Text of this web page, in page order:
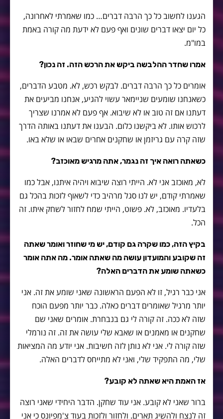
הגענו לחשוב כל כך הרבה דברים… כמו שאמרתי לאחרונה,
כל יום יצאו דברים שונים ואף פעם לא ידעת מה קורה באמת
במו"מ.
אמרו שחדר ההלבשה ביקש את הרכש הזה. זה נכון?
אומרים כל כך הרבה דברים. לבקש רכש, לא. מטבע הדברים,
כשאנחנו שומעים שניימאר עשוי להגיע, אנחנו מביעים את
דעתנו אם זה טוב או לא שיבוא. אף פעם לא אמרנו שצריך
לרכוש אותו. לא ביקשנו כלום. הבענו את דעתנו באותה הדרך
שזה קרה עם גריזמן או שחקנים אחרים שבאו או שלא באו.
כשאתה רואה איך זה נגמר, אתה מרגיש מאוכזב?
לא, מאוכזב אני לא. הייתי רוצה שיבוא ויהיה איתנו, אבל כמו
שאמרתי קודם, יש לנו סגל מרהיב כדי לשאוף לזכות בהכל גם
בלעדיו. מאוכזב, לא. פשוט, הייתי שמח לחזור לשחק איתו. זה
הכל.
בקיץ הזה, כמו שקרה גם קודם, יש מי שחוזר ואומר שאתה
זה שקובע והמועדון עושה מה שאתה אומר. מה אתה אומר
כשאתה שומע את הדברים האלה?
אני כבר רגיל, זו לא הפעם הראשונה שאני שומע את זה. אני
יותר מרגיל שאומרים דברים כאלה. כבר יותר מפעם הוכח
שזה לא ככה. זה קורה לי גם בנבחרת. אומרים שאני שם
שחקנים או מאמנים או שאבא שלי עושה את זה. זה נורמלי
שזה קורה לי. אני לא נותן לזה חשיבות. אני יודע מה המציאות
שלי, מה התפקיד שלי, ואני לא מתייחס לדברים האלה.
אז האמת היא שאתה לא קובע?
ברור שאני לא קובע. אני עוד שחקן. הדבר היחידי שאני רוצה
זה לנצח ולהשיג תארים. ולחזור ולזכות בעוד צ'מפיונס כי אני